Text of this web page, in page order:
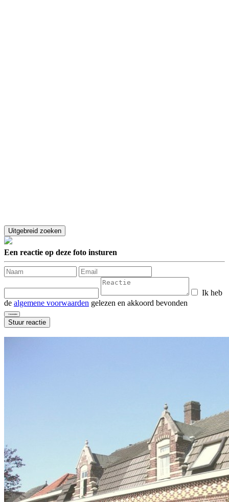
Een reactie op deze foto insturen
Ik heb
de algemene voorwaarden gelezen en akkoord bevonden